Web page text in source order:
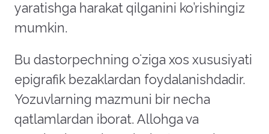
yaratishga harakat qilganini ko’rishingiz
mumkin.
Bu dastorpechning oʻziga xos xususiyati
epigrafik bezaklardan foydalanishdadir.
Yozuvlarning mazmuni bir necha
qatlamlardan iborat. Allohga va